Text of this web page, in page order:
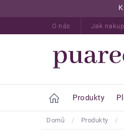
O nás Jak
Home Produkty
Domů / Produkty /